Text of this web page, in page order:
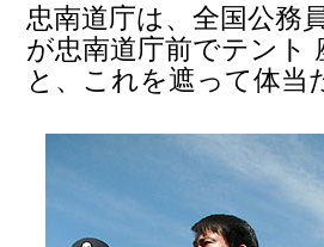
忠南道庁は、全国公務
が忠南道庁前でテント
と、これを遮って体当